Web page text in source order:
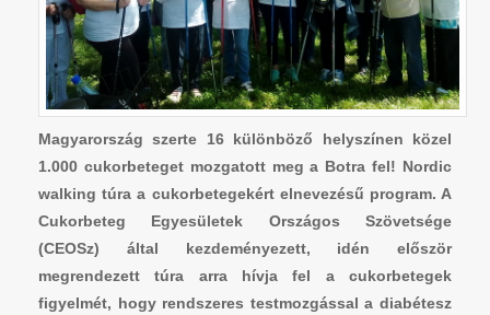
Magyarország szerte 16 különböző helyszínen közel
1.000 cukorbeteget mozgatott meg a Botra fel! Nordic
walking túra a cukorbetegekért elnevezésű program. A
Cukorbeteg Egyesületek Országos Szövetsége
(CEOSz) által kezdeményezett, idén először
megrendezett túra arra hívja fel a cukorbetegek
figyelmét, hogy rendszeres testmozgással a diabétesz